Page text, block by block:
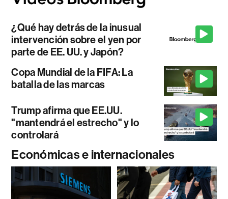
¿Qué hay detrás de la inusual
intervención sobre el yen por
parte de EE. UU. y Japón?
Copa Mundial de la FIFA: La
batalla de las marcas
Trump afirma que EE.UU.
"mantendrá el estrecho" y lo
controlará
Económicas e internacionales